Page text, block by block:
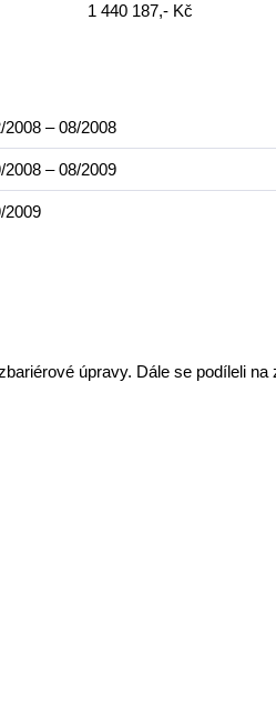
1 440 187,- Kč
2008 – 08/2008
2008 – 08/2009
2009
úpravy. Dále se podíleli na